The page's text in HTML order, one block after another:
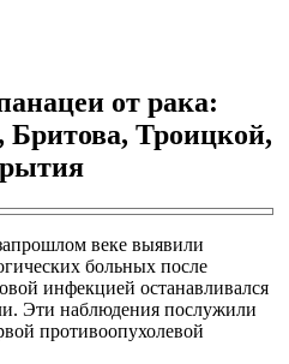
от рака:
Троицкой,
веке выявили
больных после
инфекцией останавливался
Эти наблюдения послужили
противоопухолевой